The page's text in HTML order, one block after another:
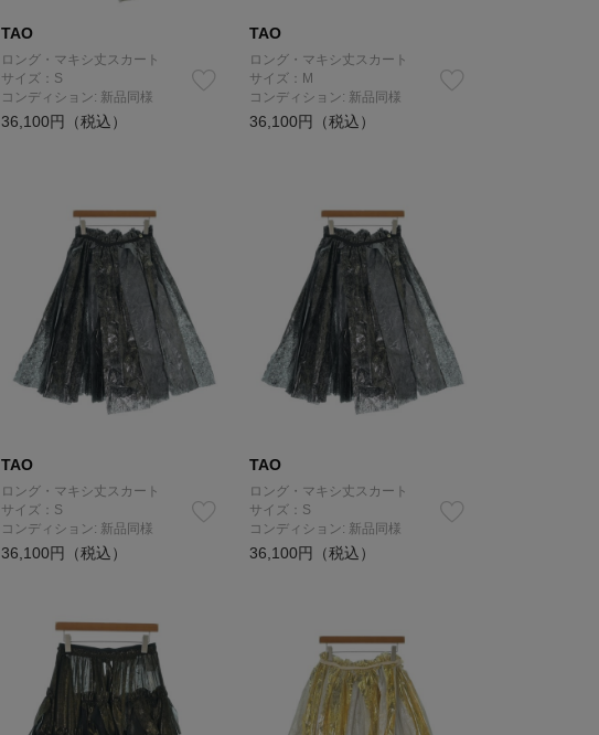
TAO
ロング・マキシ丈スカート
サイズ：S
コンディション: 新品同様
36,100円（税込）
TAO
ロング・マキシ丈スカート
サイズ：M
コンディション: 新品同様
36,100円（税込）
TAO
ロング・マキシ丈スカート
サイズ：S
コンディション: 新品同様
36,100円（税込）
TAO
ロング・マキシ丈スカート
サイズ：S
コンディション: 新品同様
36,100円（税込）